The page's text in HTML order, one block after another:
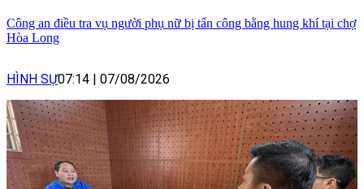
Công an điều tra vụ người phụ nữ bị tấn công bằng hung khí tại chợ
Hòa Long
HÌNH SỰ07:14 07/08/2026